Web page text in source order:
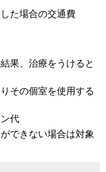
た場合の交通費
果、治療をうけると
その個室を使用する
代
できない場合は対象